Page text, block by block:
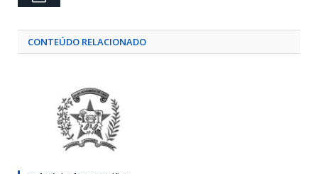
CONTEÚDO RELACIONADO